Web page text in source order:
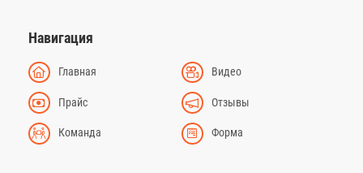
Навигация
Главная Видео
Прайс Отзывы
Команда Форма